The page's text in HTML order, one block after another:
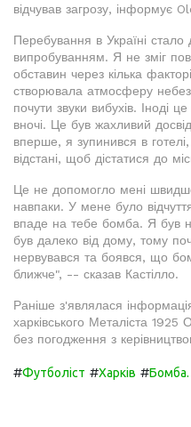
відчував загрозу, інформує
Перебування в Україні
випробуванням. Я не зміг
обставин через кілька
створювала атмосферу
почути звуки вибухів. Іноді
вночі. Це був жахливий
вперше, я зупинився в
відстані, щоб дістатися до
Це не допомогло мені
навпаки. У мене було
впаде на тебе бомба. Я був
був далеко від дому, тому
нервувався та боявся, що
ближче", -- сказав Кастілло.
Раніше з'являлася
харківського Металіста 1925
без погодження з
#Футболіст #Харків #Бомба.